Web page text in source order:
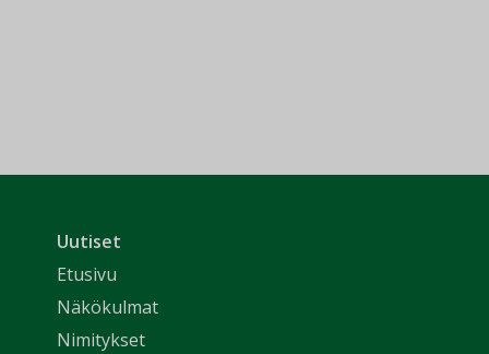
Uutiset
Etusivu
Näkökulmat
Nimitykset